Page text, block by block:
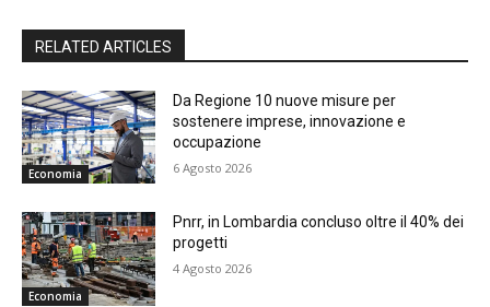
RELATED ARTICLES
Economia
Da Regione 10 nuove misure per
sostenere imprese, innovazione e
occupazione
6 Agosto 2026
Economia
Pnrr, in Lombardia concluso oltre il 40% dei
progetti
4 Agosto 2026